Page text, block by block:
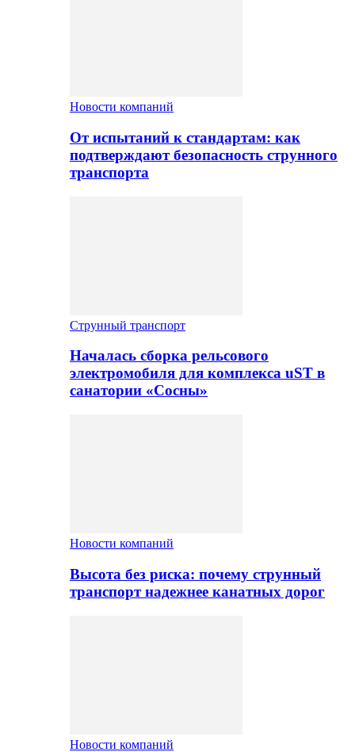
Новости компаний
От испытаний к стандартам: как
подтверждают безопасность струнного
транспорта
Струнный транспорт
Началась сборка рельсового
электромобиля для комплекса uST в
санатории «Сосны»
Новости компаний
Высота без риска: почему струнный
транспорт надежнее канатных дорог
Новости компаний